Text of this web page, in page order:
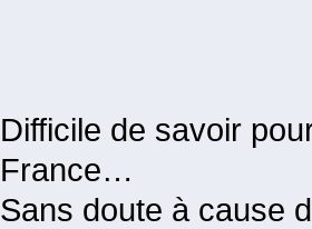
Difficile de savoir
France…
Sans doute à cause